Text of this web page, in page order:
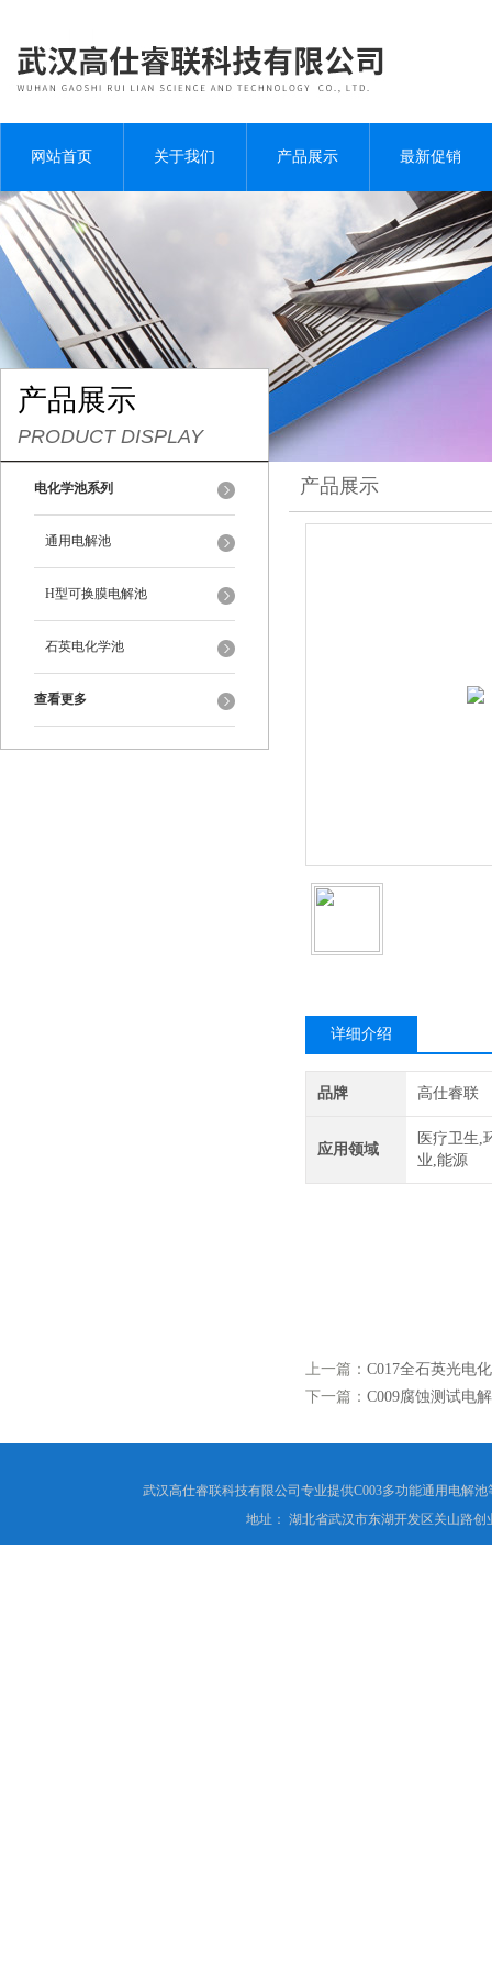
网站首页 关于我们 产品展示 最新促销
产品展示
PRODUCT DISPLAY
电化学池系列
通用电解池
H型可换膜电解池
石英电化学池
查看更多
产品展示
详细介绍
品牌 高仕睿联
应用领域
医疗卫生,
业,能源
上一篇： C017全石英光电
下一篇： C009腐蚀测试电
武汉高仕睿联科技有限公司专业提供C003多功能通用电解
地址： 湖北省武汉市东湖开发区关山路